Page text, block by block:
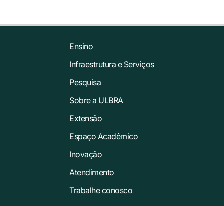
Ensino
Infraestrutura e Serviços
Pesquisa
Sobre a ULBRA
Extensão
Espaço Acadêmico
Inovação
Atendimento
Trabalhe conosco